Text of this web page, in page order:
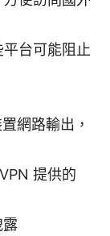
台可能阻止
網路輸出，
提供的
露